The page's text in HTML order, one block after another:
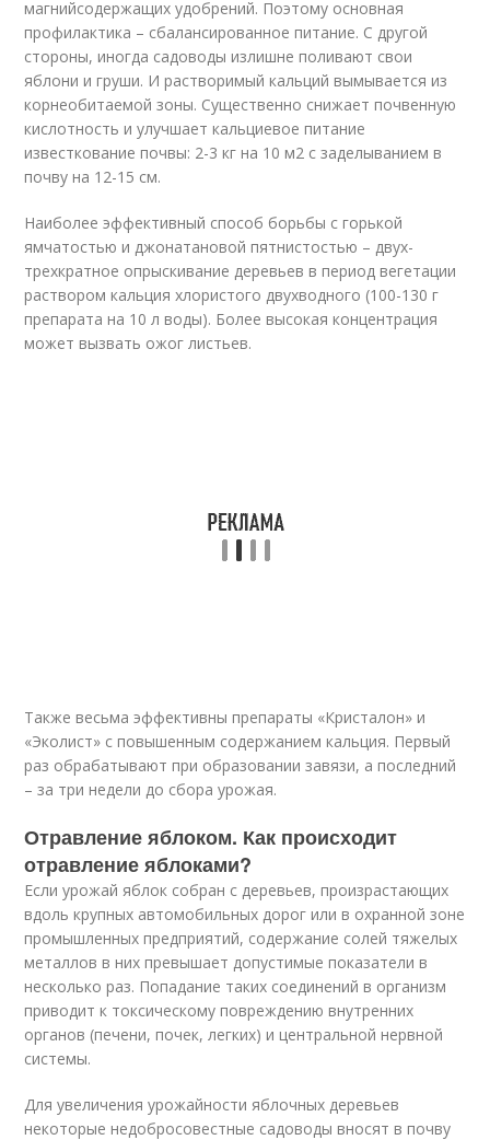
магнийсодержащих удобрений. Поэтому основная
профилактика – сбалансированное питание. С другой
стороны, иногда садоводы излишне поливают свои
яблони и груши. И растворимый кальций вымывается из
корнеобитаемой зоны. Существенно снижает почвенную
кислотность и улучшает кальциевое питание
известкование почвы: 2-3 кг на 10 м2 с заделыванием в
почву на 12-15 см.
Наиболее эффективный способ борьбы с горькой
ямчатостью и джонатановой пятнистостью – двух-
трехкратное опрыскивание деревьев в период вегетации
раствором кальция хлористого двухводного (100-130 г
препарата на 10 л воды). Более высокая концентрация
может вызвать ожог листьев.
Также весьма эффективны препараты «Кристалон» и
«Эколист» с повышенным содержанием кальция. Первый
раз обрабатывают при образовании завязи, а последний
– за три недели до сбора урожая.
Отравление яблоком. Как происходит
отравление яблоками?
Если урожай яблок собран с деревьев, произрастающих
вдоль крупных автомобильных дорог или в охранной зоне
промышленных предприятий, содержание солей тяжелых
металлов в них превышает допустимые показатели в
несколько раз. Попадание таких соединений в организм
приводит к токсическому повреждению внутренних
органов (печени, почек, легких) и центральной нервной
системы.
Для увеличения урожайности яблочных деревьев
некоторые недобросовестные садоводы вносят в почву